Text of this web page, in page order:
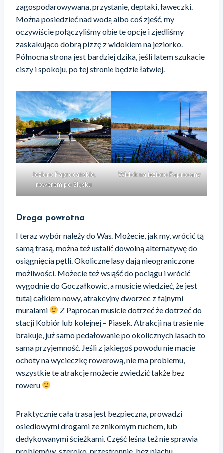
zagospodarowywana, przystanie, deptaki, ławeczki.
Można posiedzieć nad wodą albo coś zjeść, my
oczywiście połączyliśmy obie te opcje i zjedliśmy
zaskakująco dobrą pizzę z widokiem na jeziorko.
Północna strona jest bardziej dzika, jeśli latem szukacie
ciszy i spokoju, po tej stronie będzie łatwiej.
Jezioro Paprocańskie,
rowerem po Śląsku
Widok na jezioro Paprocany
Droga powrotna
I teraz wybór należy do Was. Możecie, jak my, wrócić tą
samą trasą, można też ustalić dowolną alternatywę do
osiągnięcia pętli. Okoliczne lasy dają nieograniczone
możliwości. Możecie też wsiąść do pociągu i wrócić
wygodnie do Goczałkowic, a musicie wiedzieć, że jest
tutaj całkiem nowy, atrakcyjny dworzec z fajnymi
muralami
Z Paprocan musicie dotrzeć że dotrzeć do
stacji Kobiór lub kolejnej – Piasek. Atrakcji na trasie nie
brakuje, już samo pedałowanie po okolicznych lasach to
sama przyjemność. Jeśli z jakiegoś powodu nie macie
ochoty na wycieczkę rowerową, nie ma problemu,
wszystkie te atrakcje możecie zwiedzić także bez
roweru
Praktycznie cała trasa jest bezpieczna, prowadzi
osiedlowymi drogami ze znikomym ruchem, lub
dedykowanymi ścieżkami. Część leśna też nie sprawia
problemów, szeroko, przestronnie, bez piachu.